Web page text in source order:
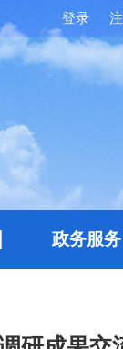
登录
政务服务